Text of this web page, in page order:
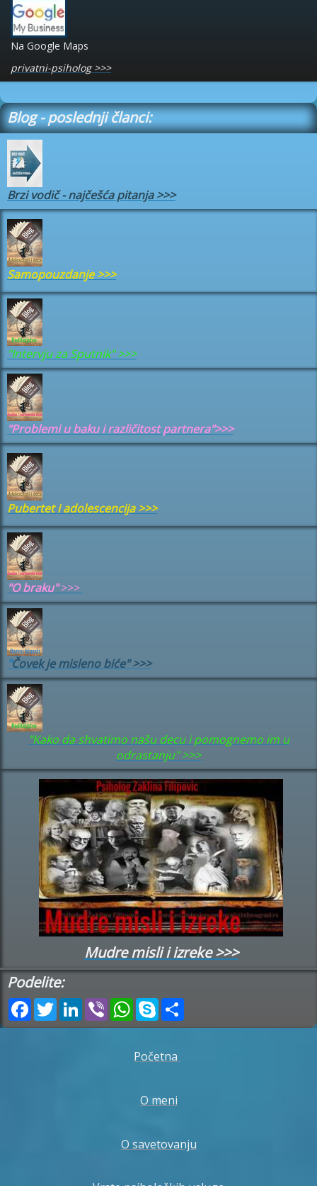
Na Google Maps
privatni-psiholog >>>
Blog - poslednji članci:
Brzi vodič - najčešća pitanja>>>
Samopouzdanje>>>
"Intervju za Sputnik" >>>
"Problemi u baku i različitost partnera">>>
Pubertet i adolescencija>>>
"O braku">>>
"Čovek je misleno biće" >>>
"Kako da shvatimo našu decu i pomognemo im u
odrastanju" >>>
Mudre misli i izreke >>>
Podelite:
Facebook
TwitterLinkedIn
ViberWhatsApp
Skype
Početna
O meni
O savetovanju